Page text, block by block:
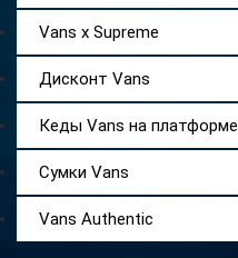
Vans x Supreme
Дисконт Vans
Кеды Vans на платформе
Сумки Vans
Vans Authentic